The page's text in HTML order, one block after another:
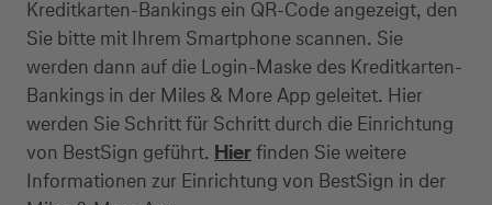
Kreditkarten-Bankings ein QR-Code angezeigt, den
Sie bitte mit Ihrem Smartphone scannen. Sie
werden dann auf die Login-Maske des Kreditkarten-
Bankings in der Miles & More App geleitet. Hier
werden Sie Schritt für Schritt durch die Einrichtung
von BestSign geführt. Hierfinden Sie weitere
Informationen zur Einrichtung von BestSign in der